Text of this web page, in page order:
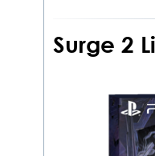
Surge 2